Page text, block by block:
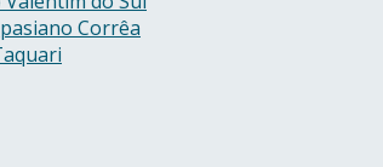
Corrêa